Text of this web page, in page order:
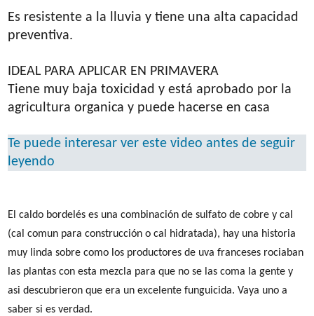
Es resistente a la lluvia y tiene una alta capacidad
preventiva.
IDEAL PARA APLICAR EN PRIMAVERA
Tiene muy baja toxicidad y está aprobado por la
agricultura organica y puede hacerse en casa
Te puede interesar ver este video antes de seguir
leyendo
El caldo bordelés es una combinación de sulfato de cobre y cal
(cal comun para construcción o cal hidratada), hay una historia
muy linda sobre como los productores de uva franceses rociaban
las plantas con esta mezcla para que no se las coma la gente y
asi descubrieron que era un excelente funguicida. Vaya uno a
saber si es verdad.